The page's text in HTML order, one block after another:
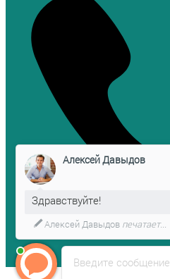
Введите сообщение
Алексей Давыдов
Здравствуйте!
Алексей Давыдов печатает...